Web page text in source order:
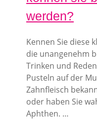
werden?
Kennen Sie diese
die unangenehm
Trinken und
Pusteln auf der
Zahnfleisch
oder haben Sie
Aphthen. …